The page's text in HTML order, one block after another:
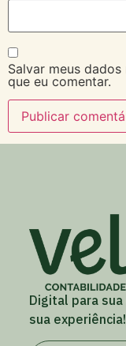
Salvar meus
que eu comentar.
Digital para
sua experiência!